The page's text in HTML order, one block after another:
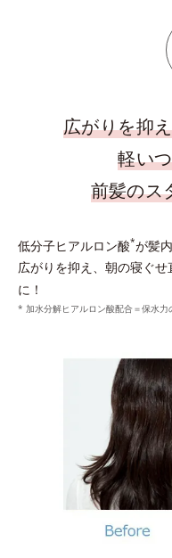
広がりを抑
軽い
前髪のス
低分子ヒアルロン酸*が髪
広がりを抑え、朝の寝ぐ
に！
* 加水分解ヒアルロン酸配合＝保水力